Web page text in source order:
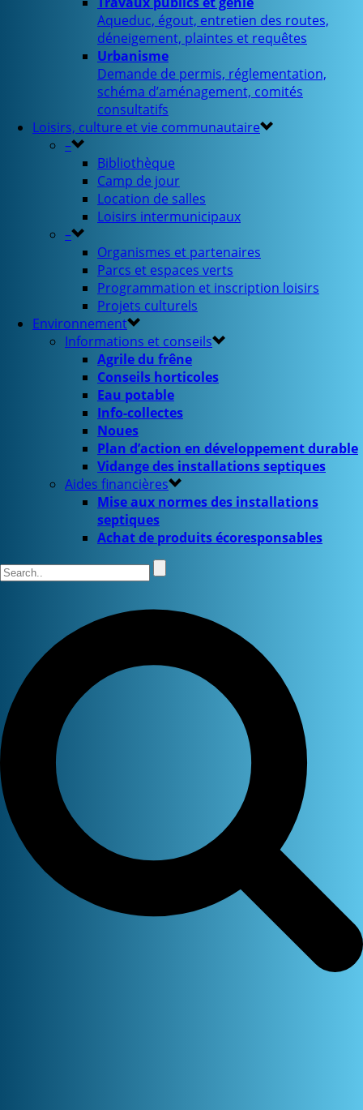
Aqueduc, égout, entretien des routes,
déneigement, plaintes et requêtes
Urbanisme
Demande de permis, réglementation,
schéma d’aménagement, comités
consultatifs
Loisirs, culture et vie communautaire
–
Bibliothèque
Camp de jour
Location de salles
Loisirs intermunicipaux
–
Organismes et partenaires
Parcs et espaces verts
Programmation et inscription loisirs
Projets culturels
Environnement
Informations et conseils
Agrile du frêne
Conseils horticoles
Eau potable
Info-collectes
Noues
Plan d’action en développement durable
Vidange des installations septiques
Aides financières
Mise aux normes des installations
septiques
Achat de produits écoresponsables